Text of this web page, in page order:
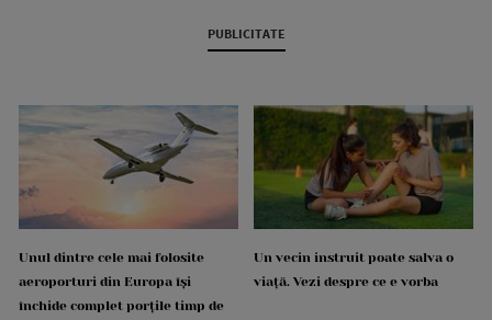
PUBLICITATE
Unul dintre cele mai folosite
aeroporturi din Europa își
închide complet porțile timp de
Un vecin instruit poate salva o
viață. Vezi despre ce e vorba